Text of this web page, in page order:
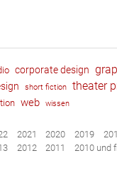
corporate design
short fiction theater
web wissen
2021 2020 2019
2012 2011 2010 und